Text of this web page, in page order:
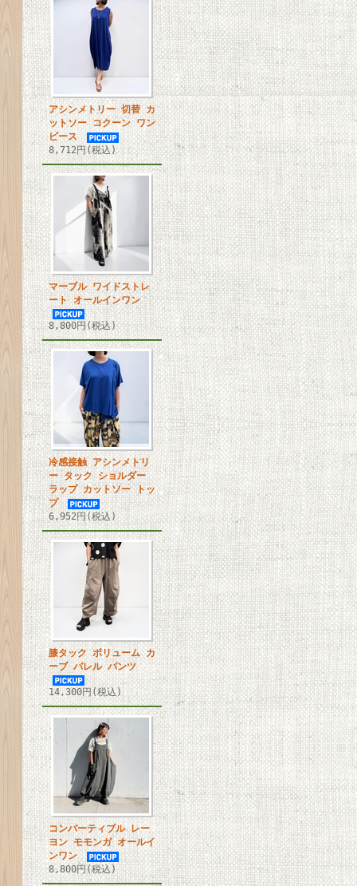
アシンメトリー 切替 カ
ットソー コクーン ワン
ピース
8,712円(税込)
マーブル ワイドストレ
ート オールインワン
8,800円(税込)
冷感接触 アシンメトリ
ー タック ショルダー
ラップ カットソー トッ
プ
6,952円(税込)
膝タック ボリューム カ
ーブ バレル パンツ
14,300円(税込)
コンバーティブル レー
ヨン モモンガ オールイ
ンワン
8,800円(税込)